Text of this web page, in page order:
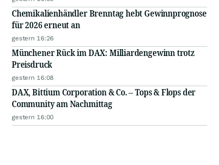
Chemikalienhändler Brenntag hebt Gewinnprognose
für 2026 erneut an
gestern 16:26
Münchener Rück im DAX: Milliardengewinn trotz
Preisdruck
gestern 16:08
DAX, Bittium Corporation & Co. – Tops & Flops der
Community am Nachmittag
gestern 16:00